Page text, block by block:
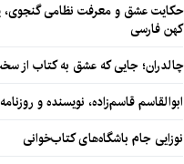
حکایت عشق و معرفت نظامی گنجوی،
کهن فارسی
چالدران؛ جایی که عشق به کتاب از
ابوالقاسم قاسم‌زاده، نویسنده و
نوزایی جام باشگاه‌های کتاب‌خوانی